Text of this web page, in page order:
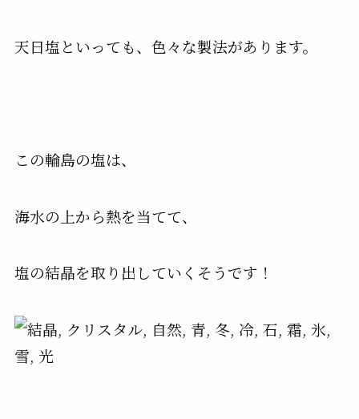
天日塩といっても、色々な製法があります。
この輪島の塩は、
海水の上から熱を当てて、
塩の結晶を取り出していくそうです！